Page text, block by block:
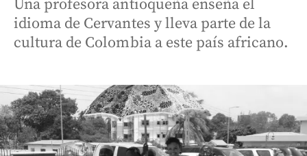
Una profesora antioqueña enseña el
idioma de Cervantes y lleva parte de la
cultura de Colombia a este país africano.